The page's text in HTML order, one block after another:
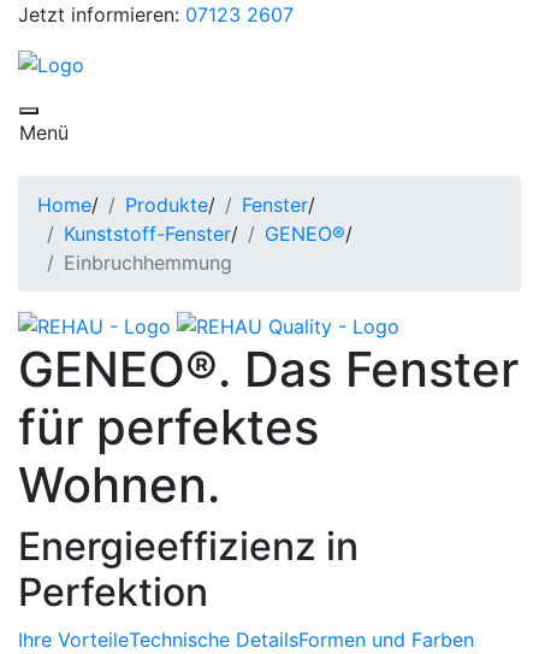
Jetzt informieren: 07123 2607
Toggle navigation
Menü
Home/ Produkte/ Fenster/
Kunststoff-Fenster/ GENEO®/
Einbruchhemmung
GENEO®. Das Fenster
für perfektes
Wohnen.
Energieeffizienz in
Perfektion
Ihre VorteileTechnische DetailsFormen und Farben